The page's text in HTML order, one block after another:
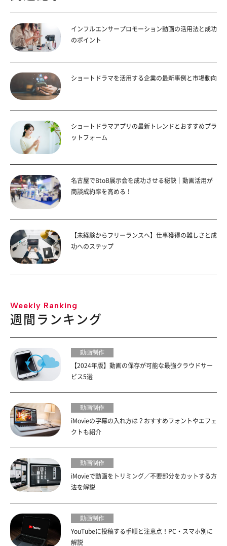
インフルエンサープロモーション動画の活用法と成功
のポイント
ショートドラマを活用する企業の最新事例と市場動向
ショートドラマアプリの最新トレンドとおすすめプラ
ットフォーム
名古屋でBtoB展示会を成功させる秘訣｜動画活用が
商談成約率を高める！
【未経験からフリーランスへ】仕事獲得の難しさと成
功へのステップ
Weekly Ranking
週間ランキング
動画制作
【2024年版】動画の保存が可能な最強クラウドサー
ビス5選
動画制作
iMovieの字幕の入れ方は？おすすめフォントやエフェ
クトも紹介
動画制作
iMovieで動画をトリミング／不要部分をカットする方
法を解説
動画制作
YouTubeに投稿する手順と注意点！PC・スマホ別に
解説